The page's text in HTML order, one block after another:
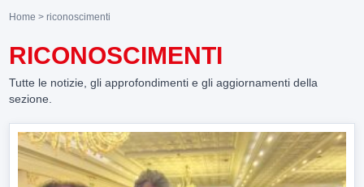
Home > riconoscimenti
RICONOSCIMENTI
Tutte le notizie, gli approfondimenti e gli aggiornamenti della
sezione.